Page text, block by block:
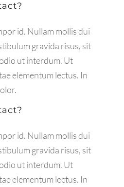
id. Nullam mollis dui
gravida risus, sit
ut interdum. Ut
elementum lectus. In
id. Nullam mollis dui
gravida risus, sit
ut interdum. Ut
elementum lectus. In